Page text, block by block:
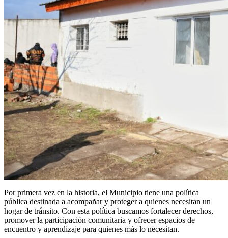
Por primera vez en la historia, el Municipio tiene una política
pública destinada a acompañar y proteger a quienes necesitan un
hogar de tránsito. Con esta política buscamos fortalecer derechos,
promover la participación comunitaria y ofrecer espacios de
encuentro y aprendizaje para quienes más lo necesitan.